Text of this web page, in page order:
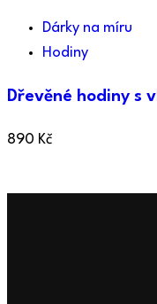
Dárky na míru
Hodiny
Dřevěné hodiny s
890 Kč